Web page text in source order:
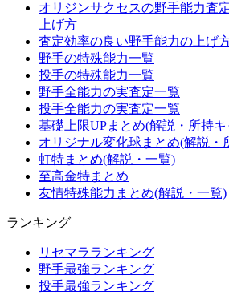
オリジンサクセスの野手能力査
上げ方
査定効率の良い野手能力の上げ
野手の特殊能力一覧
投手の特殊能力一覧
野手全能力の実査定一覧
投手全能力の実査定一覧
基礎上限UPまとめ(解説・所持
オリジナル変化球まとめ(解説・
虹特まとめ(解説・一覧)
至高金特まとめ
友情特殊能力まとめ(解説・一覧)
ランキング
リセマラランキング
野手最強ランキング
投手最強ランキング